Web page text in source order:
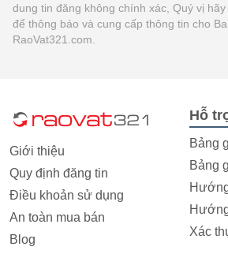
dung tin đăng không chính xác, Quý vị
để thông báo và cung cấp thông tin cho
RaoVat321.com.
Giới thiệu
Quy định đăng tin
Điều khoản sử dụng
An toàn mua bán
Blog
Hỗ
Bảng
Bảng
Xác